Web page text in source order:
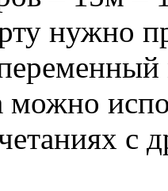
нужно
можно
с